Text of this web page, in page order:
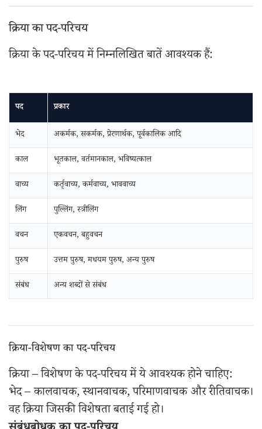
क्रिया का पद-परिचय
क्रिया के पद-परिचय में निम्नलिखित बातें आवश्यक हैं:
पद प्रकार
भेद
अकर्मक, सकर्मक, प्रेरणार्थक, पूर्वकालिक आदि
काल
भूतकाल, वर्तमानकाल, भविष्यत्काल
वाच्य
कर्तृवाच्य, कर्मवाच्य, भाववाच्य
लिंग
पुल्लिंग, स्त्रीलिंग
वचन
एकवचन, बहुवचन
पुरुष
उत्तम पुरुष, मधयम पुरुष, अन्य पुरुष
संबंध
अन्य शब्दों से संबंध
क्रिया-विशेषण का पद-परिचय
क्रिया – विशेषण के पद-परिचय में ये आवश्यक होने चाहिए:
भेद – कालवाचक, स्थानवाचक, परिमाणवाचक और रीतिवाचक।
वह क्रिया जिसकी विशेषता बताई गई हो।